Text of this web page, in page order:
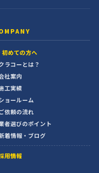
初めての方へ
ラコーとは？
社案内
工実績
ョールーム
依頼の流れ
者選びのポイント
着情報・ブログ
用情報